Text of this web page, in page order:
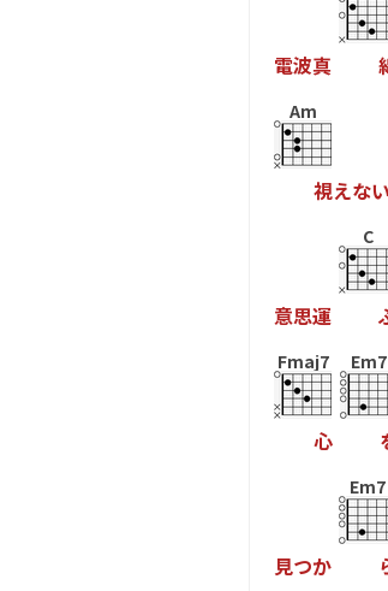
電波真
Am
視えない
意思運
C
Fmaj7
心
Em7
見つか
Em7